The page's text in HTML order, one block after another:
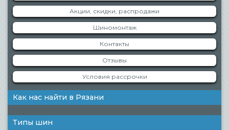
Акции, скидки, распродажи
Шиномонтаж
Контакты
Отзывы
Условия рассрочки
Как нас найти в Рязани
Типы шин